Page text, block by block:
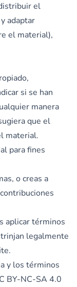
el
adaptar
el material),
si se han
manera
que el
material.
para fines
o creas a
aplicar términos
legalmente
y los términos
BY-NC-SA 4.0